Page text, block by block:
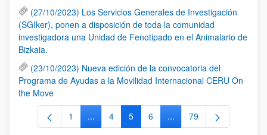
(27/10/2023) Los Servicios Generales de Investigación
(SGIker), ponen a disposición de toda la comunidad
investigadora una Unidad de Fenotipado en el Animalario de
Bizkaia.
(23/10/2023) Nueva edición de la convocatoria del
Programa de Ayudas a la Movilidad Internacional CERU On
the Move
Página
1 ...Páginas intermedias Use TAB para
Página
4 Página
5 Página
6 ...Páginas intermedias
Página
79